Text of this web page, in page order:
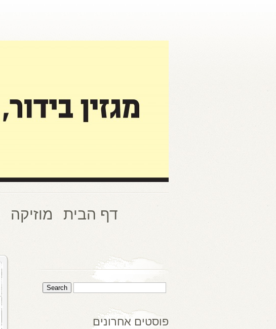
דף הבית מוזיקה
פוסטים אחרונים